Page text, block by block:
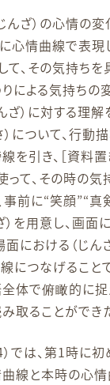
んざ）の心情の
心情曲線で表現
て、その気持ちを
による気持ちの
ざ）に対する理
）について、行動
を引き、［資料置
って、その時の気
事前に“笑顔”“
）を用意し、画面
面における（じん
につなげることで
体で俯瞰的に捉
取ることができ
では、第1時に
線と本時の心情